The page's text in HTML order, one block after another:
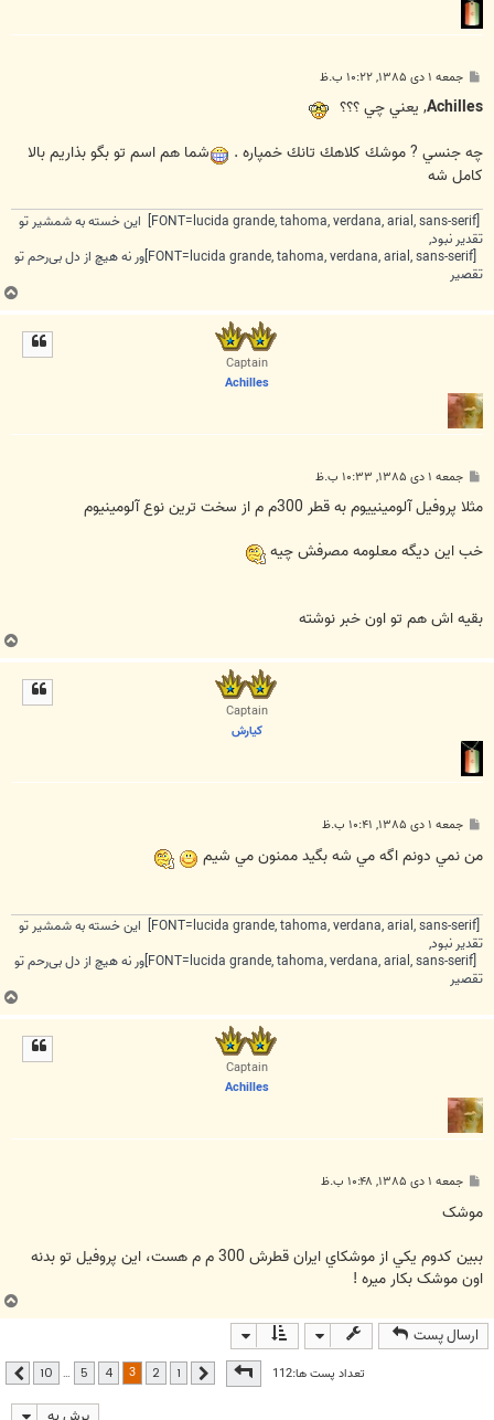
پ
ت
جمعه ۱ دی ۱۳۸۵, ۱۰:۲۲ ب.ظ
Achilles, يعني چي ؟؟؟
چه جنسي ? موشك كلاهك تانك خمپاره .
شما هم اسم تو بگو بذاريم بالا
كامل شه
[FONT=lucida grande, tahoma, verdana, arial, sans-serif] این خسته به شمشیر تو
تقدیر نبود,
[FONT=lucida grande, tahoma, verdana, arial, sans-serif]ور نه هیچ از دل بی‌رحم تو
تقصیر
ب
ا
Captain
Achilles
پ
ت
جمعه ۱ دی ۱۳۸۵, ۱۰:۳۳ ب.ظ
مثلا پروفيل آلومينييوم به قطر 300م م از سخت ترين نوع آلومينيوم
خب اين ديگه معلومه مصرفش چيه
بقیه اش هم تو اون خبر نوشته
ب
ا
Captain
كيارش
پ
ت
جمعه ۱ دی ۱۳۸۵, ۱۰:۴۱ ب.ظ
من نمي دونم اگه مي شه بگيد ممنون مي شيم
[FONT=lucida grande, tahoma, verdana, arial, sans-serif] این خسته به شمشیر تو
تقدیر نبود,
[FONT=lucida grande, tahoma, verdana, arial, sans-serif]ور نه هیچ از دل بی‌رحم تو
تقصیر
ب
ا
Captain
Achilles
پ
ت
جمعه ۱ دی ۱۳۸۵, ۱۰:۴۸ ب.ظ
موشک
ببين کدوم يکي از موشکاي ايران قطرش 300 م م هست، اين پروفيل تو بدنه
اون موشک بکار ميره !
ب
ا
ارسال پست
تعداد پست ها:112صفحه از10 قبلی 2
3
4
5
…
10 بعدی